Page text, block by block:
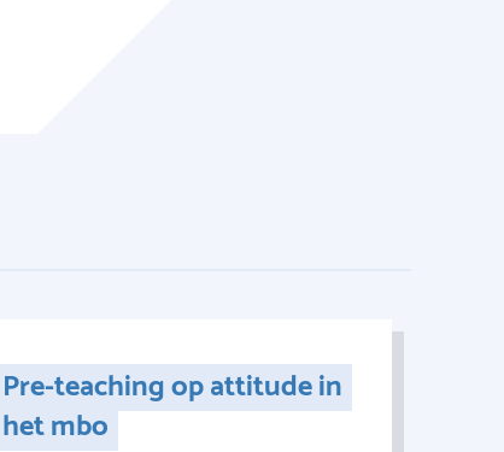
Pre-teaching op attitude in
het mbo